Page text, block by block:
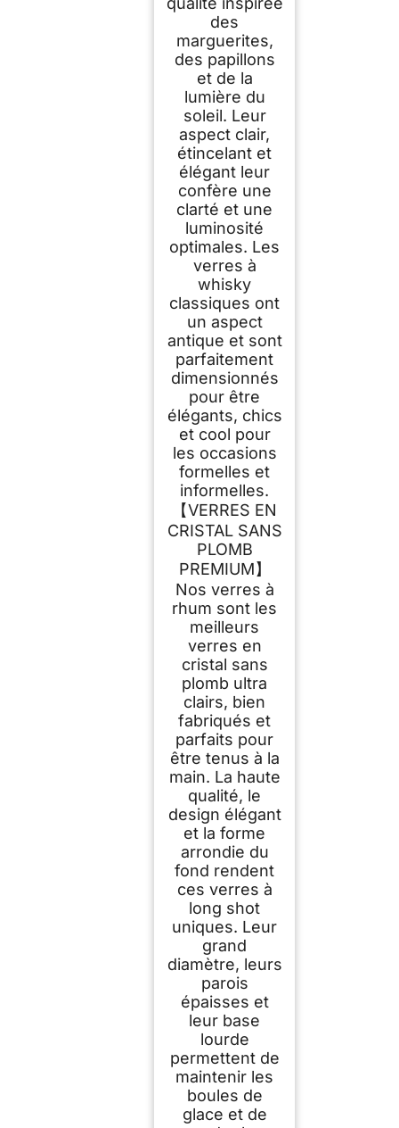
des
marguerites,
des papillons
et de la
lumière du
soleil. Leur
aspect clair,
étincelant et
élégant leur
confère une
clarté et une
luminosité
optimales. Les
verres à
whisky
classiques ont
un aspect
antique et sont
parfaitement
dimensionnés
pour être
élégants, chics
et cool pour
les occasions
formelles et
informelles.
【VERRES EN
CRISTAL SANS
PLOMB
PREMIUM】
Nos verres à
rhum sont les
meilleurs
verres en
cristal sans
plomb ultra
clairs, bien
fabriqués et
parfaits pour
être tenus à la
main. La haute
qualité, le
design élégant
et la forme
arrondie du
fond rendent
ces verres à
long shot
uniques. Leur
grand
diamètre, leurs
parois
épaisses et
leur base
lourde
permettent de
maintenir les
boules de
glace et de